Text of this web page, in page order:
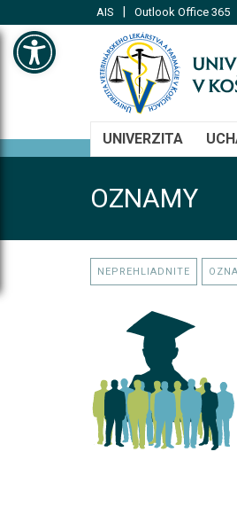
Open toolbar
AIS Outlook Office 365
UNIVERZITA
OZNAMY
NEPREHLIADNITE